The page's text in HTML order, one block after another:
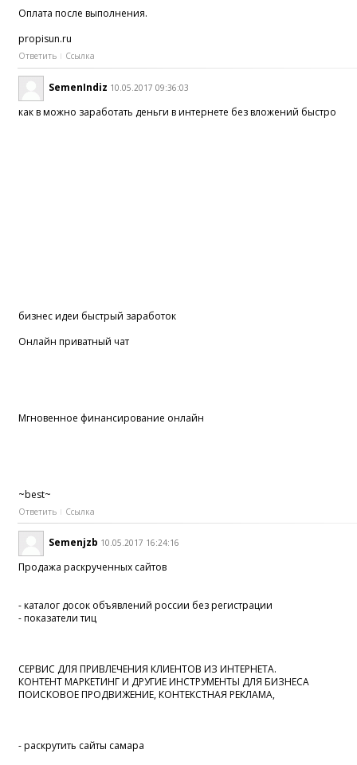
Оплата после выполнения.
propisun.ru
Ответить Ссылка
SemenIndiz 10.05.2017 09:36:03
как в можно заработать деньги в интернете без вложений быстро
бизнес идеи быстрый заработок
Онлайн приватный чат
Мгновенное финансирование онлайн
~best~
Ответить Ссылка
Semenjzb 10.05.2017 16:24:16
Продажа раскрученных сайтов
- каталог досок объявлений россии без регистрации
- показатели тиц
СЕРВИС ДЛЯ ПРИВЛЕЧЕНИЯ КЛИЕНТОВ ИЗ ИНТЕРНЕТА.
КОНТЕНТ МАРКЕТИНГ И ДРУГИЕ ИНСТРУМЕНТЫ ДЛЯ БИЗНЕСА
ПОИСКОВОЕ ПРОДВИЖЕНИЕ, КОНТЕКСТНАЯ РЕКЛАМА,
- раскрутить сайты самара